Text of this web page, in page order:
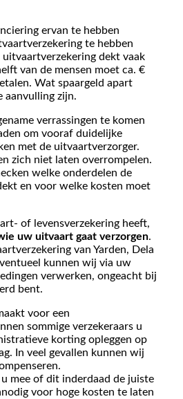
ervan te hebben
te hebben
uitvaartverzekering dekt vaak
van de mensen moet ca. €
Wat spaargeld apart
aanvulling zijn.
verrassingen te komen
om vooraf duidelijke
met de uitvaartverzorger.
zich niet laten overrompelen.
welke onderdelen de
en voor welke kosten moet
of levensverzekering heeft,
uw uitvaart gaat verzorgen.
van Yarden, Dela
kunnen wij via uw
verwerken, ongeacht bij
bent.
voor een
sommige verzekeraars u
korting opleggen op
In veel gevallen kunnen wij
mee of dit inderdaad de juiste
voor hoge kosten te laten